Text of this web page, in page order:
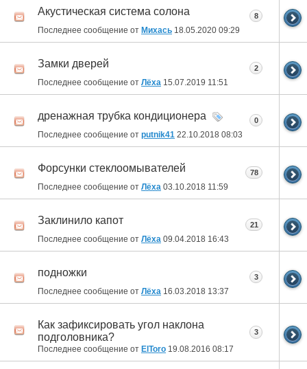
Акустическая система солона
Последнее сообщение от Михась 18.05.2020 09:29
8
Замки дверей
Последнее сообщение от Лёха 15.07.2019 11:51
2
дренажная трубка кондиционера
Последнее сообщение от putnik41 22.10.2018 08:03
0
Форсунки стеклоомывателей
Последнее сообщение от Лёха 03.10.2018 11:59
78
Заклинило капот
Последнее сообщение от Лёха 09.04.2018 16:43
21
подножки
Последнее сообщение от Лёха 16.03.2018 13:37
3
Как зафиксировать угол наклона
подголовника?
Последнее сообщение от ElToro 19.08.2016 08:17
3